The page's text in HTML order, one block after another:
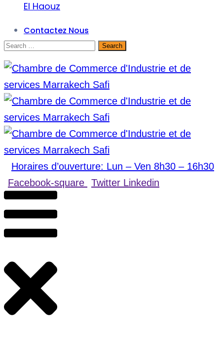
El Haouz
Contactez Nous
Horaires d’ouverture: Lun – Ven 8h30 – 16h30
Facebook-square
Twitter Linkedin